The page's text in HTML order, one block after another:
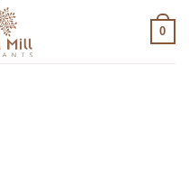
0